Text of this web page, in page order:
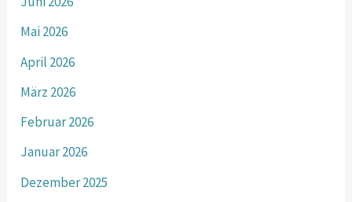
Mai 2026
April 2026
März 2026
Februar 2026
Januar 2026
Dezember 2025